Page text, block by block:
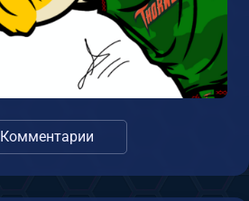
Комментарии